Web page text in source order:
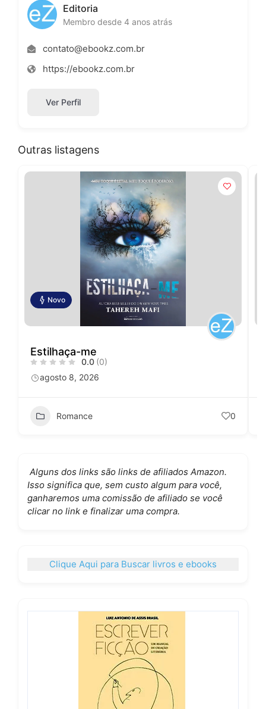
Editoria
Membro desde 4 anos atrás
contato@ebookz.com.br
https://ebookz.com.br
Ver Perfil
Outras listagens
Novo
Estilhaça-me
0.0 (0)
agosto 8, 2026
Romance 0
Alguns dos links são links de afiliados Amazon.
Isso significa que, sem custo algum para você,
ganharemos uma comissão de afiliado se você
clicar no link e finalizar uma compra.
Clique Aqui para Buscar livros e ebooks